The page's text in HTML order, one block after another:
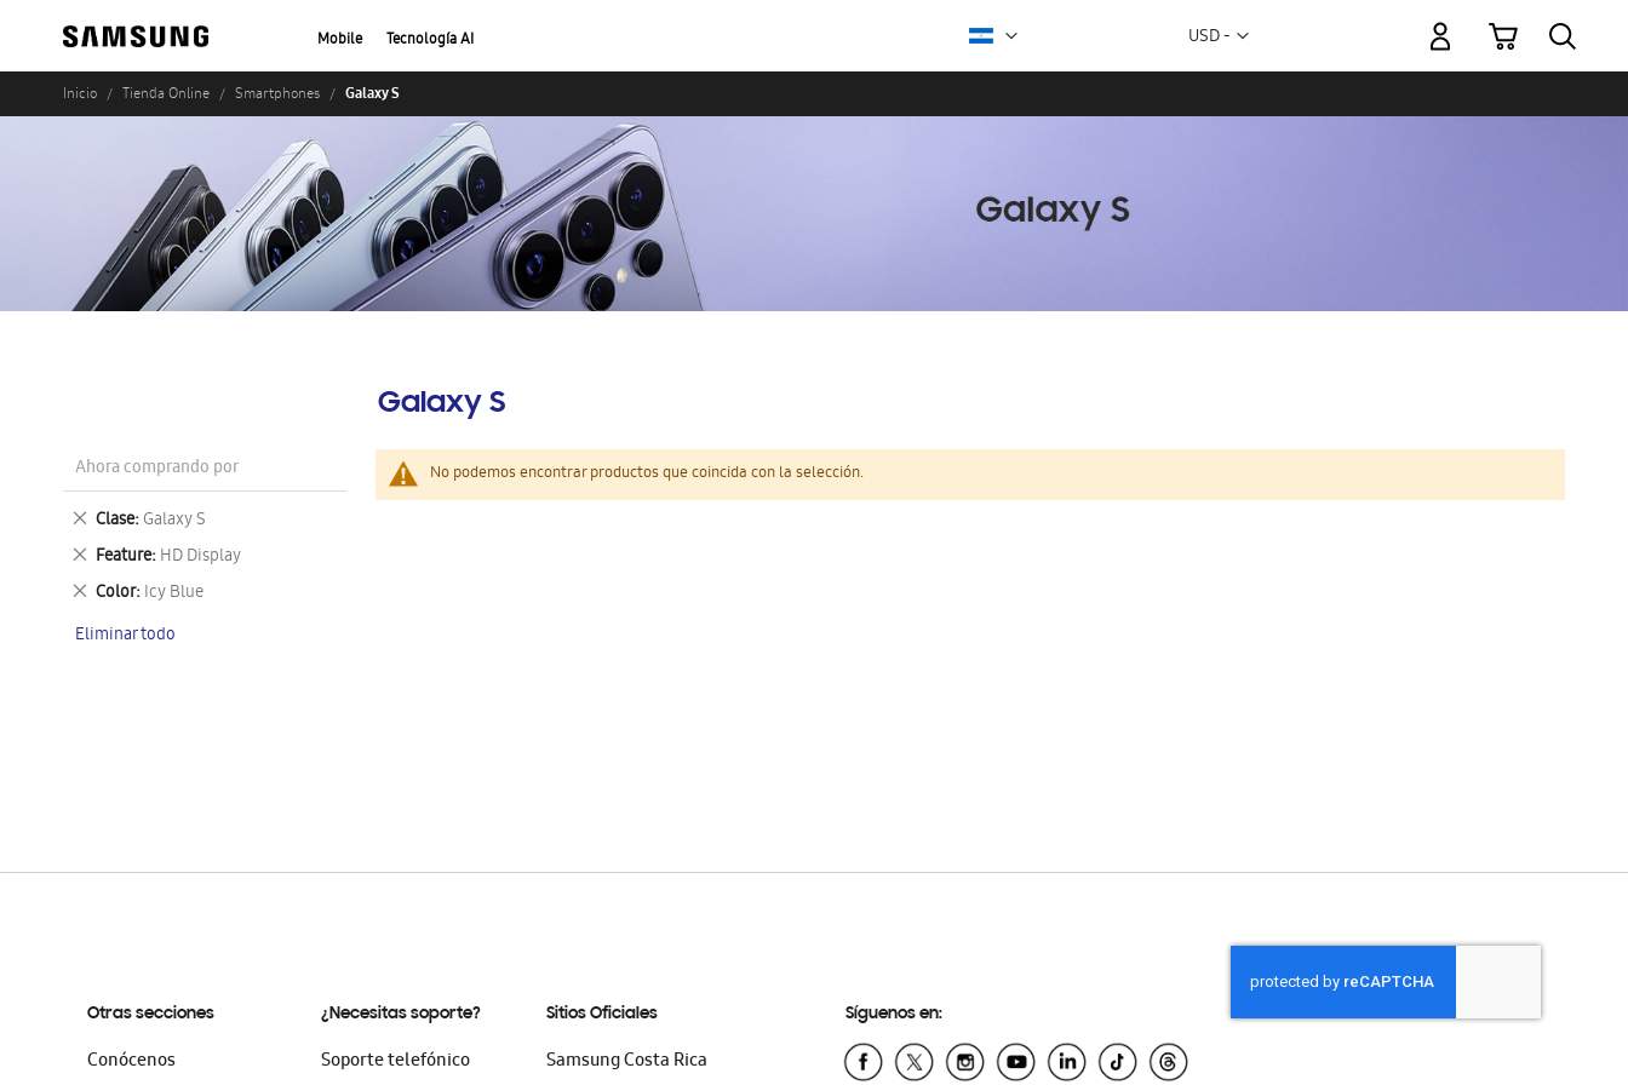
Mobile Tecnología AI Moneda
USD -
Mi carrito
Inicio Tienda Online Smartphones Galaxy S
Galaxy S
No podemos encontrar productos que coincida con la selección.
Ahora comprando por
Clase Galaxy S
Eliminar
este
artículo
Feature HD Display
Eliminar
este
artículo
Color Icy Blue
Eliminar
artículo
Eliminar todo
Otras secciones
Conócenos
¿Necesitas soporte?
Soporte telefónico
Sitios Oficiales
Samsung Costa Rica
Síguenos en: